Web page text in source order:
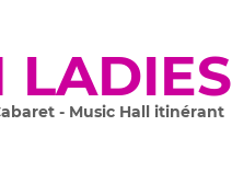
LADIES
- Music Hall itinérant